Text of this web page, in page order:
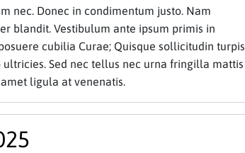
nec. Donec in condimentum justo. Nam
blandit. Vestibulum ante ipsum primis in
cubilia Curae; Quisque sollicitudin turpis
Sed nec tellus nec urna fringilla mattis
ligula at venenatis.